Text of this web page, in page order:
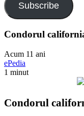
Subscribe
Condorul
Acum 11 ani
ePedia
1 minut
Condorul